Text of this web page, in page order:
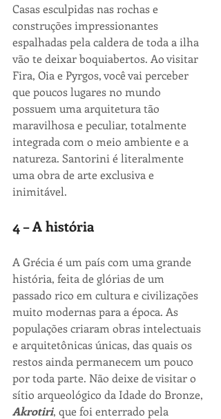
Casas esculpidas nas rochas e
construções impressionantes
espalhadas pela caldera de toda a ilha
vão te deixar boquiabertos. Ao visitar
Fira, Oia e Pyrgos, você vai perceber
que poucos lugares no mundo
possuem uma arquitetura tão
maravilhosa e peculiar, totalmente
integrada com o meio ambiente e a
natureza. Santorini é literalmente
uma obra de arte exclusiva e
inimitável.
4 – A história
A Grécia é um país com uma grande
história, feita de glórias de um
passado rico em cultura e civilizações
muito modernas para a época. As
populações criaram obras intelectuais
e arquitetônicas únicas, das quais os
restos ainda permanecem um pouco
por toda parte. Não deixe de visitar o
sítio arqueológico da Idade do Bronze,
Akrotiri, que foi enterrado pela